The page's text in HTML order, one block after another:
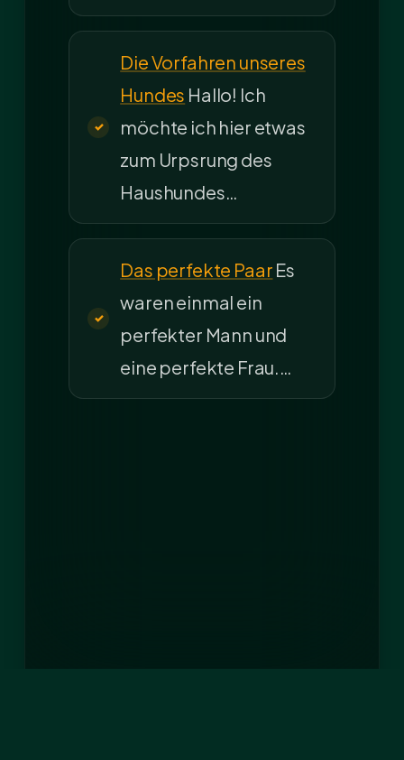
Die Vorfahren unseres
Hundes Hallo! Ich
möchte ich hier etwas
zum Urpsrung des
Haushundes…
Das perfekte Paar Es
waren einmal ein
perfekter Mann und
eine perfekte Frau.…